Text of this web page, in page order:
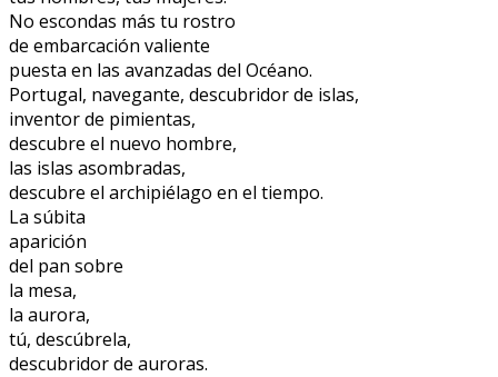
No escondas más tu rostro
de embarcación valiente
puesta en las avanzadas del Océano.
Portugal, navegante, descubridor de islas,
inventor de pimientas,
descubre el nuevo hombre,
las islas asombradas,
descubre el archipiélago en el tiempo.
La súbita
aparición
del pan sobre
la mesa,
la aurora,
tú, descúbrela,
descubridor de auroras.